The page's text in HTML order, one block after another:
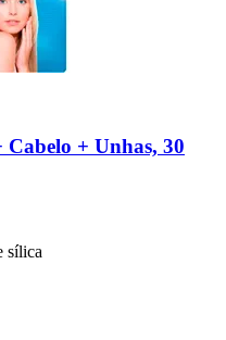
Cabelo + Unhas, 30
sílica